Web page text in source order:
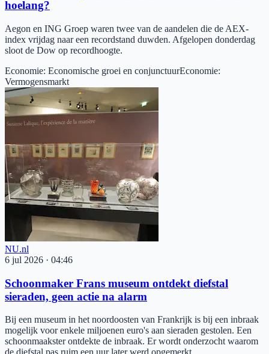
hoelang?
Aegon en ING Groep waren twee van de aandelen die de AEX-
index vrijdag naar een recordstand duwden. Afgelopen donderdag
sloot de Dow op recordhoogte.
Economie: Economische groei en conjunctuurEconomie:
Vermogensmarkt
NU.nl
6 jul 2026 · 04:46
Schoonmaker Frans museum ontdekt diefstal
sieraden, geen actie na alarm
Bij een museum in het noordoosten van Frankrijk is bij een inbraak
mogelijk voor enkele miljoenen euro's aan sieraden gestolen. Een
schoonmaakster ontdekte de inbraak. Er wordt onderzocht waarom